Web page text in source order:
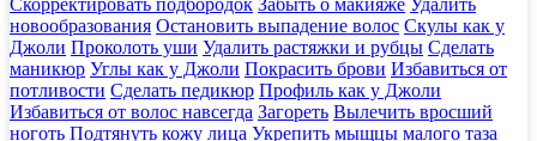
Скорректировать подбородок Забыть о макияже Удалить
новообразования Остановить выпадение волос Скулы как у
Джоли Проколоть уши Удалить растяжки и рубцы Сделать
маникюр Углы как у Джоли Покрасить брови Избавиться от
потливости Сделать педикюр Профиль как у Джоли
Избавиться от волос навсегда Загореть Вылечить вросший
ноготь Подтянуть кожу лица Укрепить мыщцы малого таза